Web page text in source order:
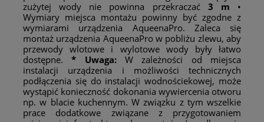
zużytej wody nie powinna przekraczać 3 m •
Wymiary miejsca montażu powinny być zgodne z
wymiarami urządzenia AqueenaPro. Zaleca się
montaż urządzenia AqueenaPro w pobliżu zlewu, aby
przewody wlotowe i wylotowe wody były łatwo
dostępne.* Uwaga:W zależności od miejsca
instalacji urządzenia i możliwości technicznych
podłączenia się do instalacji wodnościekowej, może
wystąpić konieczność dokonania wywiercenia otworu
np. w blacie kuchennym. W związku z tym wszelkie
prace dodatkowe związane z przygotowaniem